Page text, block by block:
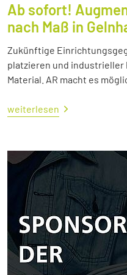
Ab sofort!
nach Maß in
Zukünftige
platzieren und industrieller
Material. AR macht es
weiterlesen